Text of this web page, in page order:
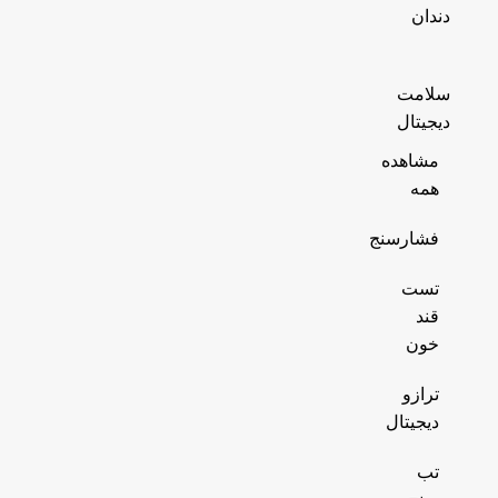
دندان
سلامت
دیجیتال
مشاهده
همه
فشارسنج
تست
قند
خون
ترازو
دیجیتال
تب